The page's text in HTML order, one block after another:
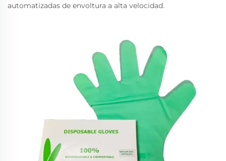
automatizadas de envoltura a alta velocidad.